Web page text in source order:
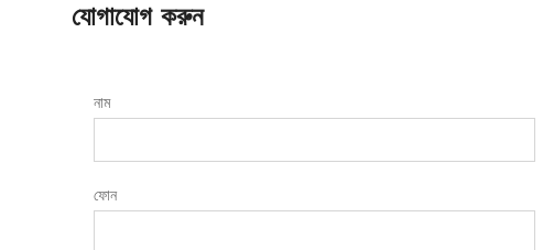
যোগাযোগ করুন
নাম
ফোন